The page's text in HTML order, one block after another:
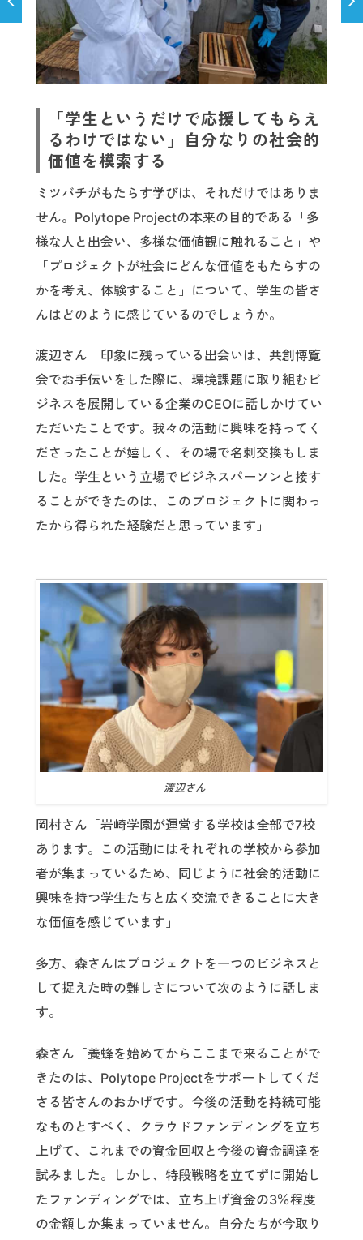
「学生というだけで応援してもらえ
るわけではない」自分なりの社会的
価値を模索する
ミツバチがもたらす学びは、それだけではありま
せん。Polytope Projectの本来の目的である「多
様な人と出会い、多様な価値観に触れること」や
「プロジェクトが社会にどんな価値をもたらすの
かを考え、体験すること」について、学生の皆さ
んはどのように感じているのでしょうか。
渡辺さん「印象に残っている出会いは、共創博覧
会でお手伝いをした際に、環境課題に取り組むビ
ジネスを展開している企業のCEOに話しかけてい
ただいたことです。我々の活動に興味を持ってく
ださったことが嬉しく、その場で名刺交換もしま
した。学生という立場でビジネスパーソンと接す
ることができたのは、このプロジェクトに関わっ
たから得られた経験だと思っています」
渡辺さん
岡村さん「岩崎学園が運営する学校は全部で7校
あります。この活動にはそれぞれの学校から参加
者が集まっているため、同じように社会的活動に
興味を持つ学生たちと広く交流できることに大き
な価値を感じています」
多方、森さんはプロジェクトを一つのビジネスと
して捉えた時の難しさについて次のように話しま
す。
森さん「養蜂を始めてからここまで来ることがで
きたのは、Polytope Projectをサポートしてくだ
さる皆さんのおかげです。今後の活動を持続可能
なものとすべく、クラウドファンディングを立ち
上げて、これまでの資金回収と今後の資金調達を
試みました。しかし、特段戦略を立てずに開始し
たファンディングでは、立ち上げ資金の3％程度
の金額しか集まっていません。自分たちが今取り